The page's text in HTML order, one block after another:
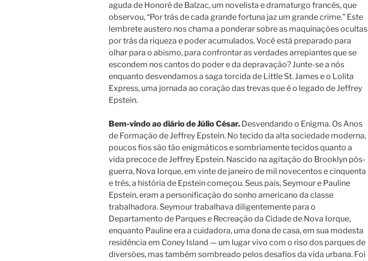
aguda de Honoré de Balzac, um novelista e dramaturgo francês, que
observou, “Por trás de cada grande fortuna jaz um grande crime.” Este
lembrete austero nos chama a ponderar sobre as maquinações ocultas
por trás da riqueza e poder acumulados. Você está preparado para
olhar para o abismo, para confrontar as verdades arrepiantes que se
escondem nos cantos do poder e da depravação? Junte-se a nós
enquanto desvendamos a saga torcida de Little St. James e o Lolita
Express, uma jornada ao coração das trevas que é o legado de Jeffrey
Epstein.
Bem-vindo ao diário de Júlio César. Desvendando o Enigma. Os Anos
de Formação de Jeffrey Epstein. No tecido da alta sociedade moderna,
poucos fios são tão enigmáticos e sombriamente tecidos quanto a
vida precoce de Jeffrey Epstein. Nascido na agitação do Brooklyn pós-
guerra, Nova Iorque, em vinte de janeiro de mil novecentos e cinquenta
e três, a história de Epstein começou. Seus pais, Seymour e Pauline
Epstein, eram a personificação do sonho americano da classe
trabalhadora. Seymour trabalhava diligentemente para o
Departamento de Parques e Recreação da Cidade de Nova Iorque,
enquanto Pauline era a cuidadora, uma dona de casa, em sua modesta
residência em Coney Island — um lugar vivo com o riso dos parques de
diversões, mas também sombreado pelos desafios da vida urbana. Foi